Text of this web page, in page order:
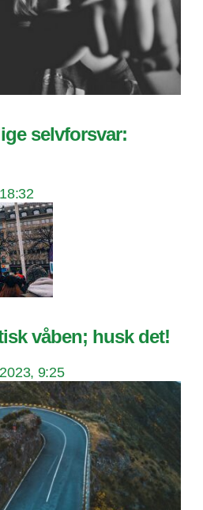
selvforsvar:
våben; husk det!
9:25